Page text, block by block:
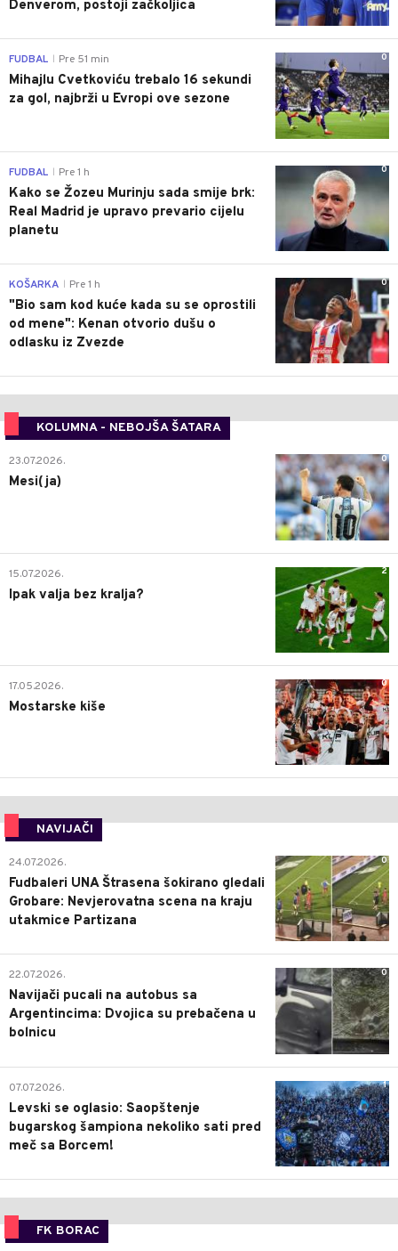
Denverom, postoji začkoljica
0
FUDBAL Pre 51 min
Mihajlu Cvetkoviću trebalo 16 sekundi
za gol, najbrži u Evropi ove sezone
0
FUDBAL Pre 1 h
Kako se Žozeu Murinju sada smije brk:
Real Madrid je upravo prevario cijelu
planetu
0
KOŠARKA Pre 1 h
"Bio sam kod kuće kada su se oprostili
od mene": Kenan otvorio dušu o
odlasku iz Zvezde
KOLUMNA - NEBOJŠA ŠATARA
0
23.07.2026.
Mesi(ja)
2
15.07.2026.
Ipak valja bez kralja?
0
17.05.2026.
Mostarske kiše
NAVIJAČI
0
24.07.2026.
Fudbaleri UNA Štrasena šokirano gledali
Grobare: Nevjerovatna scena na kraju
utakmice Partizana
0
22.07.2026.
Navijači pucali na autobus sa
Argentincima: Dvojica su prebačena u
bolnicu
1
07.07.2026.
Levski se oglasio: Saopštenje
bugarskog šampiona nekoliko sati pred
meč sa Borcem!
FK BORAC